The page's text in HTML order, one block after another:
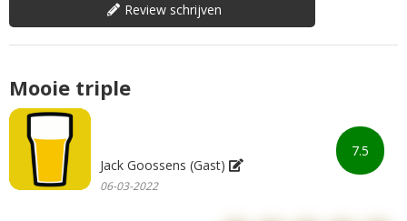
Review schrijven
7.5
Mooie triple
Jack Goossens (Gast)
06-03-2022